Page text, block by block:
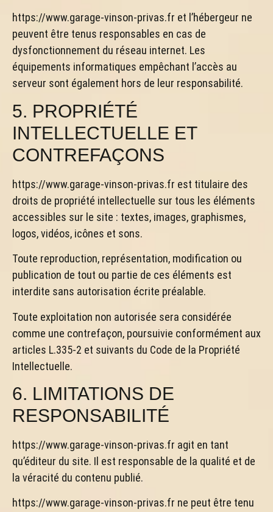
https://www.garage-vinson-privas.fr et l’hébergeur ne
peuvent être tenus responsables en cas de
dysfonctionnement du réseau internet. Les
équipements informatiques empêchant l’accès au
serveur sont également hors de leur responsabilité.
5. PROPRIÉTÉ
INTELLECTUELLE ET
CONTREFAÇONS
https://www.garage-vinson-privas.fr est titulaire des
droits de propriété intellectuelle sur tous les éléments
accessibles sur le site : textes, images, graphismes,
logos, vidéos, icônes et sons.
Toute reproduction, représentation, modification ou
publication de tout ou partie de ces éléments est
interdite sans autorisation écrite préalable.
Toute exploitation non autorisée sera considérée
comme une contrefaçon, poursuivie conformément aux
articles L.335-2 et suivants du Code de la Propriété
Intellectuelle.
6. LIMITATIONS DE
RESPONSABILITÉ
https://www.garage-vinson-privas.fr agit en tant
qu’éditeur du site. Il est responsable de la qualité et de
la véracité du contenu publié.
https://www.garage-vinson-privas.fr ne peut être tenu